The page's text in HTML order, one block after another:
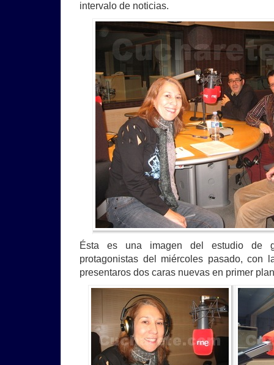
intervalo de noticias.
Ésta es una imagen del estudio de
protagonistas del miércoles pasado, con
presentaros dos caras nuevas en primer